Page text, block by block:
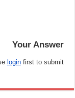
Your Answer
loginfirst to submit.